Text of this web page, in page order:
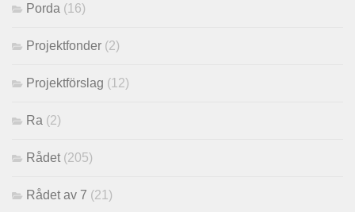
Porda (16)
Projektfonder (2)
Projektförslag (12)
Ra (2)
Rådet (205)
Rådet av 7 (21)